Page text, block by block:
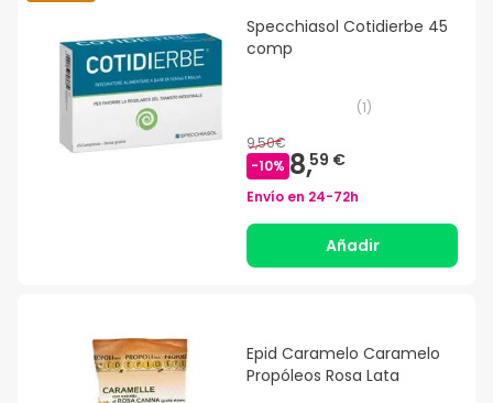
Specchiasol Cotidierbe 45
comp
(1)
9,50€
-10% 8,59 €
Envío en 24-72h
Añadir
Epid Caramelo Caramelo
Propóleos Rosa Lata